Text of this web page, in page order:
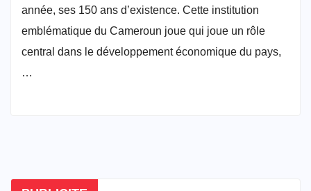
année, ses 150 ans d’existence. Cette institution
emblématique du Cameroun joue qui joue un rôle
central dans le développement économique du pays,
…